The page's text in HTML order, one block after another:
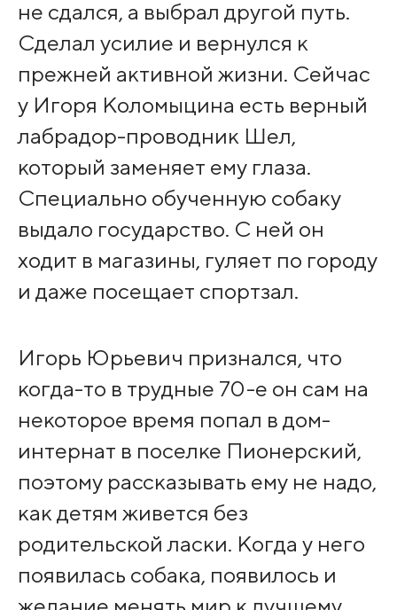
не сдался, а выбрал другой путь.
Сделал усилие и вернулся к
прежней активной жизни. Сейчас
у Игоря Коломыцина есть верный
лабрадор-проводник Шел,
который заменяет ему глаза.
Специально обученную собаку
выдало государство. С ней он
ходит в магазины, гуляет по городу
и даже посещает спортзал.
Игорь Юрьевич признался, что
когда-то в трудные 70-е он сам на
некоторое время попал в дом-
интернат в поселке Пионерский,
поэтому рассказывать ему не надо,
как детям живется без
родительской ласки. Когда у него
появилась собака, появилось и